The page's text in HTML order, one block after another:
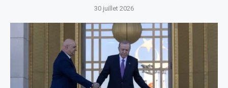
30 juillet 2026